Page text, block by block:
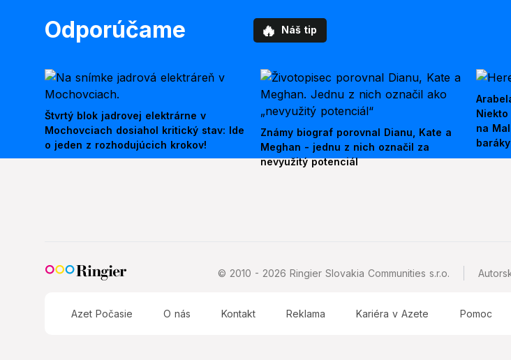
Odporúčame 🔥 Náš tip
Štvrtý blok jadrovej elektrárne v
Mochovciach dosiahol kritický stav: Ide
o jeden z rozhodujúcich krokov!
Známy biograf porovnal Dianu, Kate a
Meghan - jednu z nich označil za
nevyužitý potenciál
na
© 2010 - 2026 Ringier Slovakia Communities s.r.o.
Azet Počasie O nás Kontakt Reklama Kariéra v Azete Pomoc